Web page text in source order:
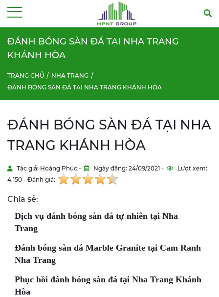
ĐÁNH BÓNG SÀN ĐÁ TẠI NHA TRANG
KHÁNH HÒA
TRANG CHỦ
NHA TRANG
ĐÁNH BÓNG SÀN ĐÁ TẠI NHA TRANG KHÁNH HÒA
ĐÁNH BÓNG SÀN ĐÁ TẠI NHA
TRANG KHÁNH HÒA
Tác giả: Hoàng Phúc - Ngày đăng: 24/09/2021 -
Lượt xem:
4.150 - Đánh giá:
Chia sẻ:
Dịch vụ đánh bóng sàn đá tự nhiên tại Nha
Trang
Đánh bóng sàn đá Marble Granite tại Cam Ranh
Nha Trang
Phục hồi đánh bóng sàn đá tại Nha Trang Khánh
Hòa